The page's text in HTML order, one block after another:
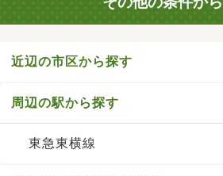
近辺の市区から探す
周辺の駅から探す
東急東横線